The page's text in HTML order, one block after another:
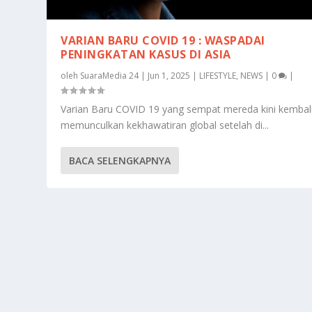
VARIAN BARU COVID 19 : WASPADAI
PENINGKATAN KASUS DI ASIA
oleh SuaraMedia 24| Jun 1, 2025 | LIFESTYLE, NEWS | 0 |
Varian Baru COVID 19 yang sempat mereda kini
memunculkan kekhawatiran global setelah di...
BACA SELENGKAPNYA